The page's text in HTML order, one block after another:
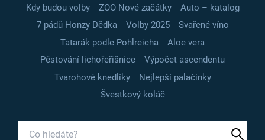
Kdy budou volby
ZOO Nové začátky
Auto – katalog
7 pádů Honzy Dědka
Volby 2025
Svařené víno
Tatarák podle Pohlreicha
Aloe vera
Pěstování lichořeřišnice
Výpočet ascendentu
Tvarohové knedlíky
Nejlepší palačinky
Švestkový koláč